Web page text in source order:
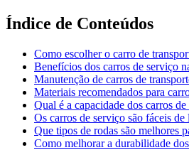
Índice de Conteúdos
Como escolher o carro de
Benefícios dos carros de serviço
Manutenção de carros de
Materiais recomendados para
Qual é a capacidade dos carros de
Os carros de serviço são fáceis de
Que tipos de rodas são melhores
Como melhorar a durabilidade